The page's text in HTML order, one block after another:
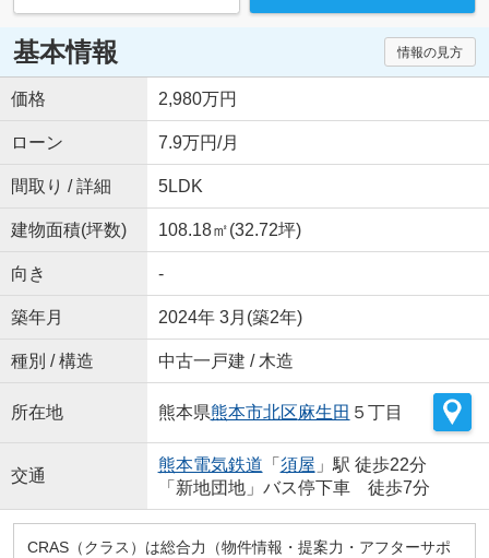
基本情報 情報の見方
価格 2,980万円
ローン 7.9万円/月
間取り / 詳細 5LDK
建物面積(坪数) 108.18㎡(32.72坪)
向き -
築年月 2024年 3月(築2年)
種別 / 構造 中古一戸建 / 木造
所在地 熊本県熊本市北区麻生田 ５丁目
交通
熊本電気鉄道 「 須屋 」駅 徒歩22分
「新地団地」バス停下車 徒歩7分
CRAS（クラス）は総合力（物件情報・提案力・アフターサポ